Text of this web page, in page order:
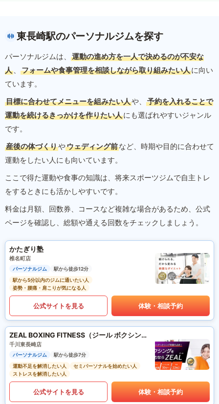
東長崎駅のパーソナルジムを探す
パーソナルジムは、
運動の進め方を一人で決めるのが不安な
人 、 フォームや食事管理を相談しながら取り組みたい人に向い
ています。
目標に合わせてメニューを組みたい人や、
予約を入れることで
運動を続けるきっかけを作りたい人にも選ばれやすいジャンル
です。
産後の体づくりやウェディング前など、時期や目的に合わせて
運動をしたい人にも向いています。
ここで得た運動や食事の知識は、将来スポーツジムで自主トレ
をするときにも活かしやすいです。
料金は月額、回数券、コースなど複雑な場合があるため、公式
ページを確認し、総額や通える回数をチェックしましょう。
かたぎり塾
椎名町店
パーソナルジム
駅から徒歩12分
駅から5分以内のジムに通いたい人
姿勢・腰痛・肩こりが気になる人
公式サイトを見る 体験・相談予約
ZEAL BOXING FITNESS（ジール ボクシング フィットネス）
千川東長崎店
パーソナルジム
駅から徒歩7分
運動不足を解消したい人
セミパーソナルを始めたい人
ストレスを解消したい人
公式サイトを見る 体験・相談予約